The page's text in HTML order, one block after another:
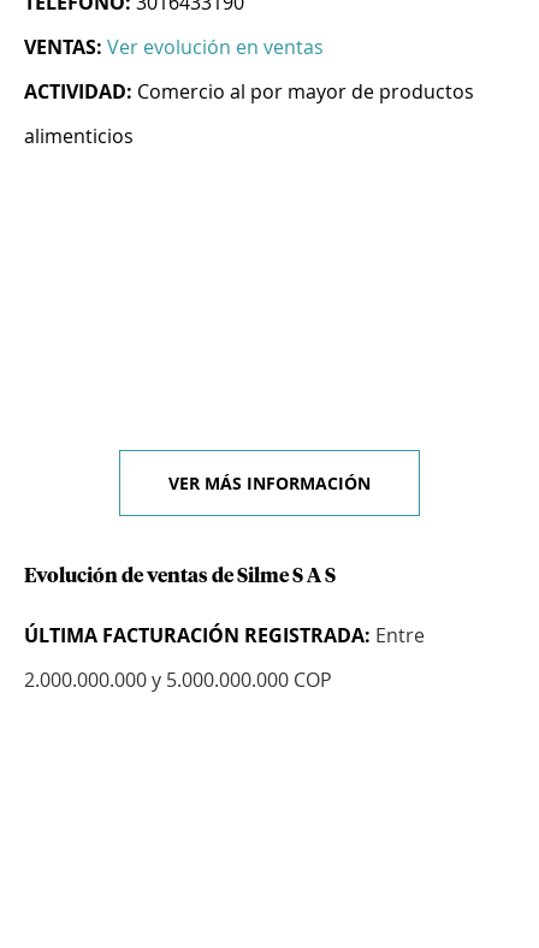
VENTAS: Ver evolución en ventas
ACTIVIDAD: Comercio al por mayor de productos
alimenticios
VER MÁS INFORMACIÓN
Evolución de ventas de Silme S A S
ÚLTIMA FACTURACIÓN REGISTRADA: Entre
2.000.000.000 y 5.000.000.000 COP